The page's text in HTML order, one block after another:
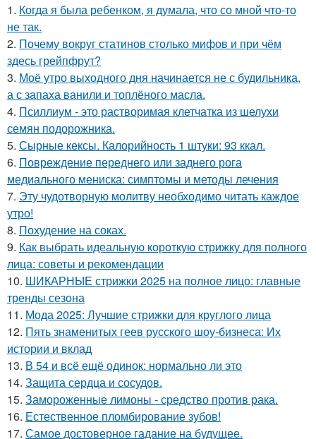
1. Когда я была ребенком, я думала, что со мной что-то
не так.
2. Почему вокруг статинов столько мифов и при чём
здесь грейпфрут?
3. Моё утро выходного дня начинается не с будильника,
а с запаха ванили и топлёного масла.
4. Псиллиум - это растворимая клетчатка из шелухи
семян подорожника.
5. Сырные кексы. Калорийность 1 штуки: 93 ккал.
6. Повреждение переднего или заднего рога
медиального мениска: симптомы и методы лечения
7. Эту чудотворную молитву необходимо читать каждое
утро!
8. Похудение на соках.
9. Как выбрать идеальную короткую стрижку для полного
лица: советы и рекомендации
10. ШИКАРНЫЕ стрижки 2025 на полное лицо: главные
тренды сезона
11. Мода 2025: Лучшие стрижки для круглого лица
12. Пять знаменитых геев русского шоу-бизнеса: Их
истории и вклад
13. В 54 и всё ещё одинок: нормально ли это
14. Защита сердца и сосудов.
15. Замороженные лимоны - средство против рака.
16. Естественное пломбирование зубов!
17. Самое достоверное гадание на будущее.